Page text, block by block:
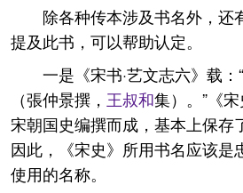
除各种传本涉及书名外，还
提及此书，可以帮助认定。
一是《宋书·艺文志六》载
（張仲景撰， 王叔和集）。”《
宋朝国史编撰而成，基本上保存
因此，《宋史》所用书名应该是
使用的名称。